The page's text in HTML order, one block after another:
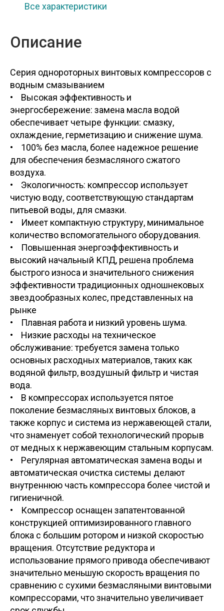
Все характеристики
Описание
Серия однороторных винтовых компрессоров с
водным смазыванием
• Высокая эффективность и
энергосбережение: замена масла водой
обеспечивает четыре функции: смазку,
охлаждение, герметизацию и снижение шума.
• 100% без масла, более надежное решение
для обеспечения безмасляного сжатого
воздуха.
• Экологичность: компрессор использует
чистую воду, соответствующую стандартам
питьевой воды, для смазки.
• Имеет компактную структуру, минимальное
количество вспомогательного оборудования.
• Повышенная энергоэффективность и
высокий начальный КПД, решена проблема
быстрого износа и значительного снижения
эффективности традиционных одношнековых
звездообразных колес, представленных на
рынке
• Плавная работа и низкий уровень шума.
• Низкие расходы на техническое
обслуживание: требуется замена только
основных расходных материалов, таких как
водяной фильтр, воздушный фильтр и чистая
вода.
• В компрессорах используется пятое
поколение безмасляных винтовых блоков, а
также корпус и система из нержавеющей стали,
что знаменует собой технологический прорыв
от медных к нержавеющим стальным корпусам.
• Регулярная автоматическая замена воды и
автоматическая очистка системы делают
внутреннюю часть компрессора более чистой и
гигиеничной.
• Компрессор оснащен запатентованной
конструкцией оптимизированного главного
блока с большим ротором и низкой скоростью
вращения. Отсутствие редуктора и
использование прямого привода обеспечивают
значительно меньшую скорость вращения по
сравнению с сухими безмасляными винтовыми
компрессорами, что значительно увеличивает